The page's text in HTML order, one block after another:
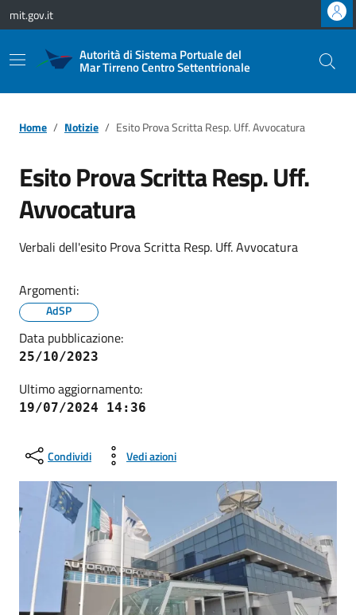
Vai ai contenuti
Vai al footer
mit.gov.it
Autorità di Sistema Portuale del
Mar Tirreno Centro Settentrionale
Home Notizie Esito Prova Scritta Resp. Uff. Avvocatura
Esito Prova Scritta Resp. Uff.
Avvocatura
Verbali dell'esito Prova Scritta Resp. Uff. Avvocatura
Argomenti:
AdSP
Data pubblicazione:
25/10/2023
Ultimo aggiornamento:
19/07/2024 14:36
Condividi Vedi azioni